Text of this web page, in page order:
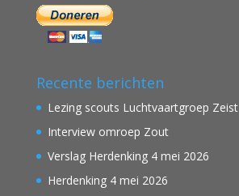
Recente berichten
Lezing scouts Luchtvaartgroep Zeist
Interview omroep Zout
Verslag Herdenking 4 mei 2026
Herdenking 4 mei 2026